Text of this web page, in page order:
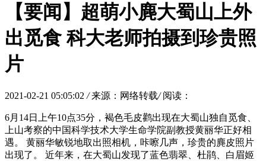
【要闻】超萌小麂大蜀山上外
出觅食 科大老师拍摄到珍贵照
片
2021-02-21 05:05:02/ 来源：网络转载/ 阅读：
6月14日上午10点35分，褐色毛皮鹳出现在大蜀山独自觅食、
上山考察的中国科学技术大学生命学院副教授黄丽华正好相
遇。 黄丽华敏锐地取出照相机，咔嚓几声，珍贵的麂皮照片
出现了。 近年来，在大蜀山发现了蓝色翡翠、杜鹃、白眉姬